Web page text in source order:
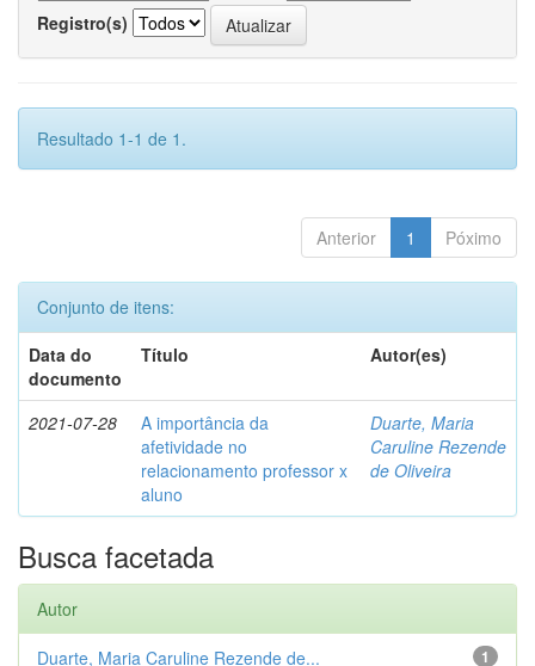
Registro(s)
Resultado 1-1 de 1.
Anterior 1 Póximo
Conjunto de itens:
Data do
documento
Título Autor(es)
2021-07-28
A importância da
afetividade no
relacionamento professor x
aluno
Duarte, Maria
Caruline Rezende
de Oliveira
Busca facetada
Autor
1
Duarte, Maria Caruline Rezende de...